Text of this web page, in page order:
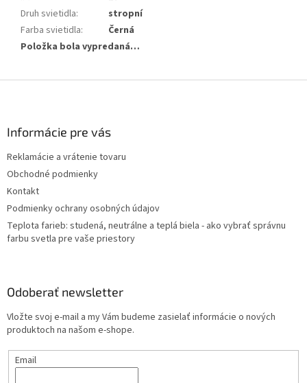
Druh svietidla:
stropní
Farba svietidla:
Černá
Položka bola vypredaná…
Informácie pre vás
Reklamácie a vrátenie tovaru
Obchodné podmienky
Kontakt
Podmienky ochrany osobných údajov
Teplota farieb: studená, neutrálne a teplá biela - ako vybrať správnu
farbu svetla pre vaše priestory
Odoberať newsletter
Vložte svoj e-mail a my Vám budeme zasielať informácie o nových
produktoch na našom e-shope.
Email